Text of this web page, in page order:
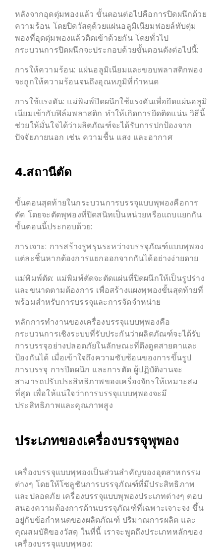
หลังจากอุดตุ่มพองแล้ว ขั้นตอนต่อไปคือการปิดผนึกด้วย
ความร้อน โดยปิดวัสดุด้วยแผ่นอลูมิเนียมฟอยล์ทับตุ่ม
พองที่อุดตุ่มพองแล้วติดเข้าด้วยกัน โดยทั่วไป
กระบวนการปิดผนึกจะประกอบด้วยขั้นตอนดังต่อไปนี้:
การให้ความร้อน: แผ่นอลูมิเนียมและขอบพลาสติกพอง
จะถูกให้ความร้อนจนถึงอุณหภูมิที่กำหนด
การใช้แรงดัน: แม่พิมพ์ปิดผนึกใช้แรงดันเพื่อยึดแผ่นอลูมิ
เนียมเข้ากับฟิล์มพลาสติก ทำให้เกิดการยึดติดแน่น วิธีนี้
ช่วยให้มั่นใจได้ว่าผลิตภัณฑ์จะได้รับการปกป้องจาก
ปัจจัยภายนอก เช่น ความชื้น แสง และอากาศ
4.สถานีตัด
ขั้นตอนสุดท้ายในกระบวนการบรรจุแบบพุพองคือการ
ตัด โดยจะตัดพุพองที่ปิดสนิทเป็นหน่วยหรือแถบแยกกัน
ขั้นตอนนี้ประกอบด้วย:
การเจาะ: การสร้างรูพรุนระหว่างบรรจุภัณฑ์แบบพุพอง
แต่ละชิ้นหากต้องการแยกออกจากกันได้อย่างง่ายดาย
แม่พิมพ์ตัด: แม่พิมพ์ตัดจะตัดแผ่นที่ปิดผนึกให้เป็นรูปร่าง
และขนาดตามต้องการ เพื่อสร้างแผงพุพองขั้นสุดท้ายที่
พร้อมสำหรับการบรรจุและการจัดจำหน่าย
หลักการทำงานของเครื่องบรรจุแบบพุพองคือ
กระบวนการเชิงระบบที่รับประกันว่าผลิตภัณฑ์จะได้รับ
การบรรจุอย่างปลอดภัยในลักษณะที่ดึงดูดสายตาและ
ป้องกันได้ เมื่อเข้าใจถึงความซับซ้อนของการขึ้นรูป
การบรรจุ การปิดผนึก และการตัด ผู้ปฏิบัติงานจะ
สามารถปรับประสิทธิภาพของเครื่องจักรให้เหมาะสม
ที่สุด เพื่อให้แน่ใจว่าการบรรจุแบบพุพองจะมี
ประสิทธิภาพและคุณภาพสูง
ประเภทของเครื่องบรรจุพุพอง
เครื่องบรรจุแบบพุพองเป็นส่วนสำคัญของอุตสาหกรรม
ต่างๆ โดยให้โซลูชันการบรรจุภัณฑ์ที่มีประสิทธิภาพ
และปลอดภัย เครื่องบรรจุแบบพุพองประเภทต่างๆ ตอบ
สนองความต้องการด้านบรรจุภัณฑ์ที่เฉพาะเจาะจง ขึ้น
อยู่กับข้อกำหนดของผลิตภัณฑ์ ปริมาณการผลิต และ
คุณสมบัติของวัสดุ ในที่นี้ เราจะพูดถึงประเภทหลักของ
เครื่องบรรจุแบบพุพอง: